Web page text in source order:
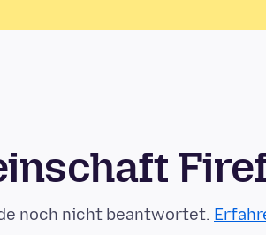
noch nicht beantwortet.